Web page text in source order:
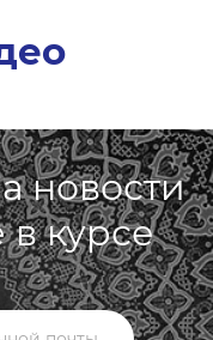
новости
в курсе